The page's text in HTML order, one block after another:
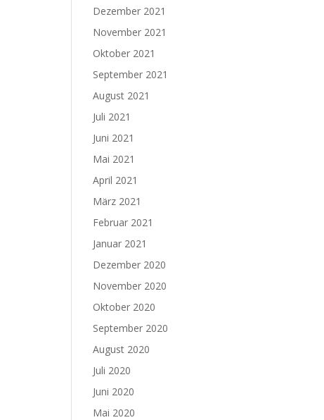
Dezember 2021
November 2021
Oktober 2021
September 2021
August 2021
Juli 2021
Juni 2021
Mai 2021
April 2021
März 2021
Februar 2021
Januar 2021
Dezember 2020
November 2020
Oktober 2020
September 2020
August 2020
Juli 2020
Juni 2020
Mai 2020